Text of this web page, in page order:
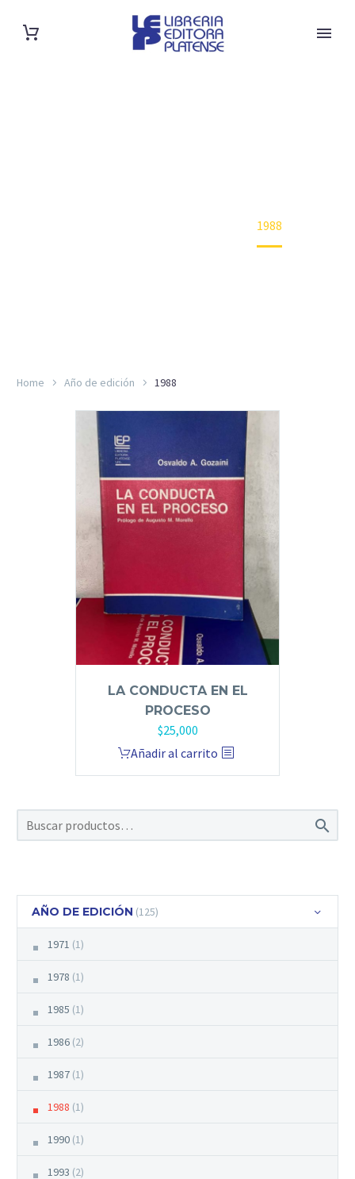
1988
Home Año de edición 1988
LA CONDUCTA EN EL
PROCESO
$25,000
Añadir al carrito

AÑO DE EDICIÓN (125)
1971 (1)
1978 (1)
1985 (1)
1986 (2)
1987 (1)
1988 (1)
1990 (1)
1993 (2)